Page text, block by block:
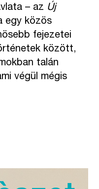
– az Új
egy közös
fejezetei
között,
talán
végül mégis